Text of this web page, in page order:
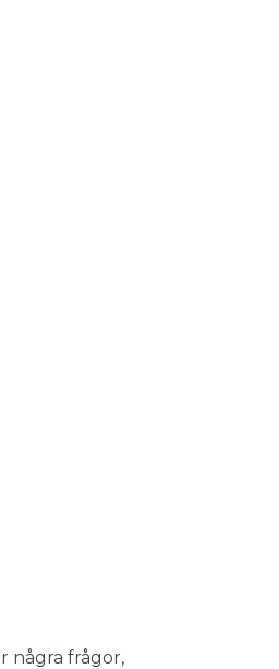
några frågor,